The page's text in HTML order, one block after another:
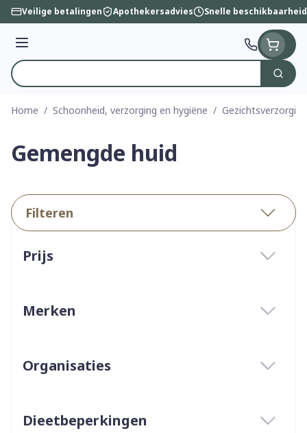
Ga naar de inhoud
Veilige betalingen Apothekersadvies Snelle beschikbaarheid
Menu
Product, merk, categorie...
Zoek
Home / Schoonheid, verzorging en hygiëne / Gezichtsverzorging
Gemengde huid
Filteren
Prijs
Merken
Organisaties
Dieetbeperkingen